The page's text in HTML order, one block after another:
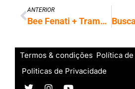
ANTERIOR
Bee Fenati + Trampos: parceria facilita acesso às melhores vagas de TI; confira!
Termos & condições Política
Politicas de Privacidade